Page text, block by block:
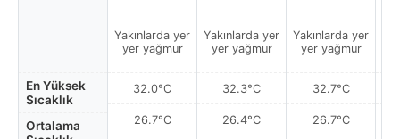
En Yüksek
Sıcaklık
Ortalama
Yakınlarda yer
yer yağmur
32.0°C
26.7°C
Yakınlarda yer
yer yağmur
32.3°C
26.4°C
Yakınlarda yer
yer yağmur
32.7°C
26.7°C